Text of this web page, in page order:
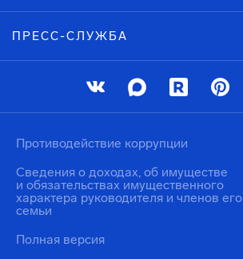
ПРЕСС-СЛУЖБА
Противодействие коррупции
Сведения о доходах, об имуществе
и обязательствах имущественного
характера руководителя и членов его
семьи
Полная версия